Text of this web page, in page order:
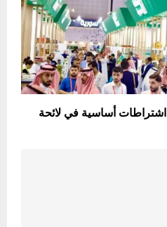
لحماية المنتجات الوطنية.. 7 اشتراطات أساسية في لائحة